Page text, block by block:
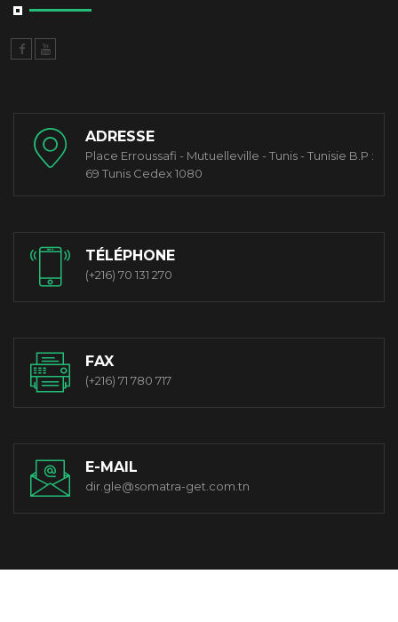
ADRESSE
Place Erroussafi - Mutuelleville - Tunis - Tunisie B.P :
69 Tunis Cedex 1080
TÉLÉPHONE
(+216) 70 131 270
FAX
(+216) 71 780 717
E-MAIL
dir.gle@somatra-get.com.tn